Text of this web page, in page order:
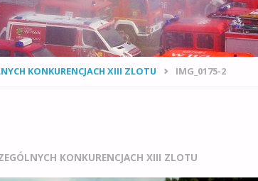
KONKURENCJACH XIII ZLOTU IMG_0175-2
KONKURENCJACH XIII ZLOTU